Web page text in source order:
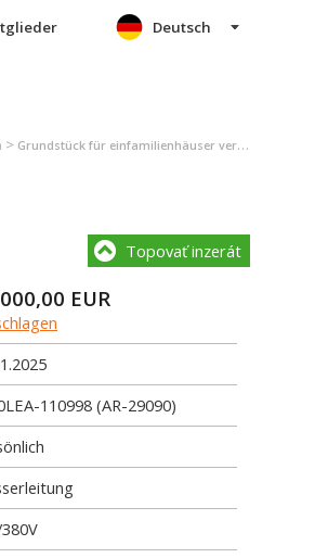
Deutsch
> Grundstück für einfamilienhäuser verkauf (angebot) Osturňa
Topovať inzerát
EUR
110998 (AR-29090)